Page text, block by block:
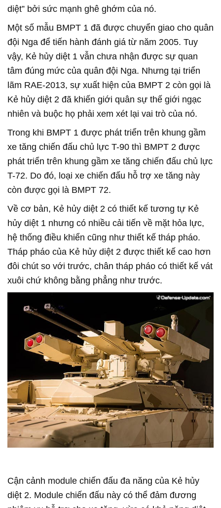
diệt” bởi sức mạnh ghê ghớm của nó.
Một số mẫu BMPT 1 đã được chuyển giao cho quân
đội Nga để tiến hành đánh giá từ năm 2005. Tuy
vậy, Kẻ hủy diệt 1 vẫn chưa nhận được sự quan
tâm đúng mức của quân đội Nga. Nhưng tại triển
lãm RAE-2013, sự xuất hiện của BMPT 2 còn gọi là
Kẻ hủy diệt 2 đã khiến giới quân sự thế giới ngạc
nhiên và buộc họ phải xem xét lại vai trò của nó.
Trong khi BMPT 1 được phát triển trên khung gầm
xe tăng chiến đấu chủ lực T-90 thì BMPT 2 được
phát triển trên khung gầm xe tăng chiến đấu chủ lực
T-72. Do đó, loại xe chiến đấu hỗ trợ xe tăng này
còn được gọi là BMPT 72.
Về cơ bản, Kẻ hủy diệt 2 có thiết kế tương tự Kẻ
hủy diệt 1 nhưng có nhiều cải tiến về mặt hỏa lực,
hệ thống điều khiển cũng như thiết kế tháp pháo.
Tháp pháo của Kẻ hủy diệt 2 được thiết kế cao hơn
đôi chút so với trước, chân tháp pháo có thiết kế vát
xuôi chứ không bằng phẳng như trước.
Cận cảnh module chiến đấu đa năng của Kẻ hủy
diệt 2. Module chiến đấu này có thể đảm đương